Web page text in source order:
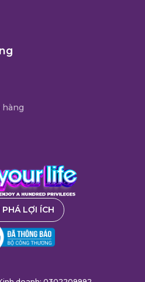
hàng
PHÁ LỢI ÍCH